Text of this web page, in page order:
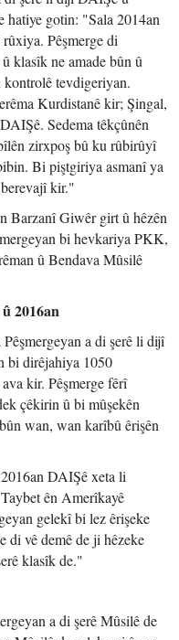
hatiye gotin: "Sala 2014an
Pêşmerge di
klasîk ne amade bûn û
kontrolê tevdigeriyan.
Kurdistanê kir; Şingal,
Sedema têkçûnên
zirxpoş bû ku rûbirûyî
Bi piştgiriya asmanî ya
kir."
Barzanî Giwêr girt û hêzên
bi hevkariya PKK,
û Bendava Mûsilê
2016an
a di şerê li dijî
bi dirêjahiya 1050
kir. Pêşmerge fêrî
çêkirin û bi mûşekên
wan, wan karîbû êrişên
DAIŞê xeta li
ên Amerîkayê
gelekî bi lez êrişeke
di vê demê de ji hêzeke
klasîk de."
a di şerê Mûsilê de